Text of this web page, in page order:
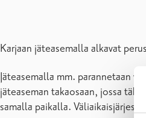
Karjaan jäteasemalla alkavat
Jäteasemalla mm. parannetaan
jäteaseman takaosaan, jossa
samalla paikalla.